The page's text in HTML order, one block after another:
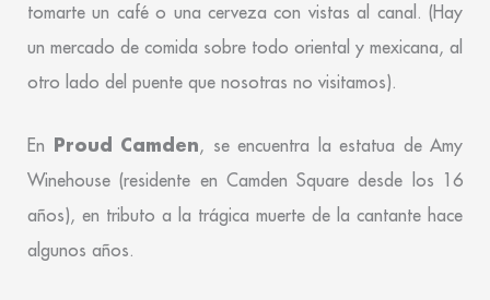
tomarte un café o una cerveza con vistas al canal. (Hay
un mercado de comida sobre todo oriental y mexicana, al
otro lado del puente que nosotras no visitamos).
En Proud Camden, se encuentra la estatua de Amy
Winehouse (residente en Camden Square desde los 16
años), en tributo a la trágica muerte de la cantante hace
algunos años.